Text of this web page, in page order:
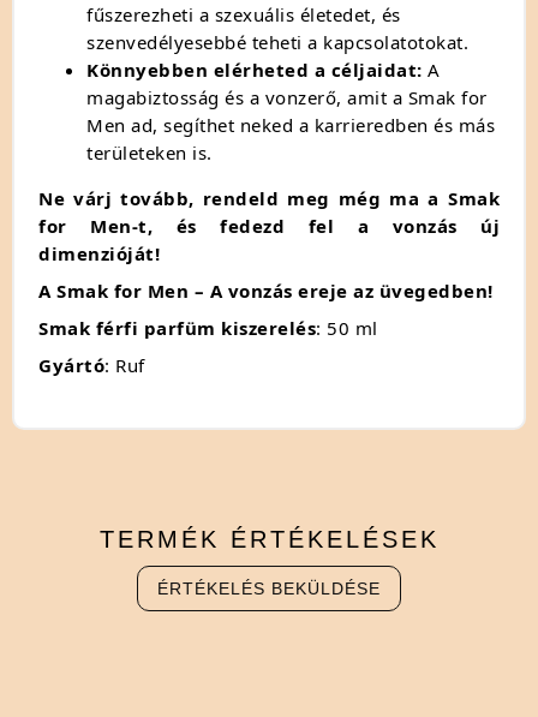
fűszerezheti a szexuális életedet, és
szenvedélyesebbé teheti a kapcsolatotokat.
Könnyebben elérheted a céljaidat: A
magabiztosság és a vonzerő, amit a Smak for
Men ad, segíthet neked a karrieredben és más
területeken is.
Ne várj tovább, rendeld meg még ma a Smak
for Men-t, és fedezd fel a vonzás új
dimenzióját!
A Smak for Men – A vonzás ereje az üvegedben!
Smak férfi parfüm kiszerelés: 50 ml
Gyártó: Ruf
TERMÉK ÉRTÉKELÉSEK
ÉRTÉKELÉS BEKÜLDÉSE